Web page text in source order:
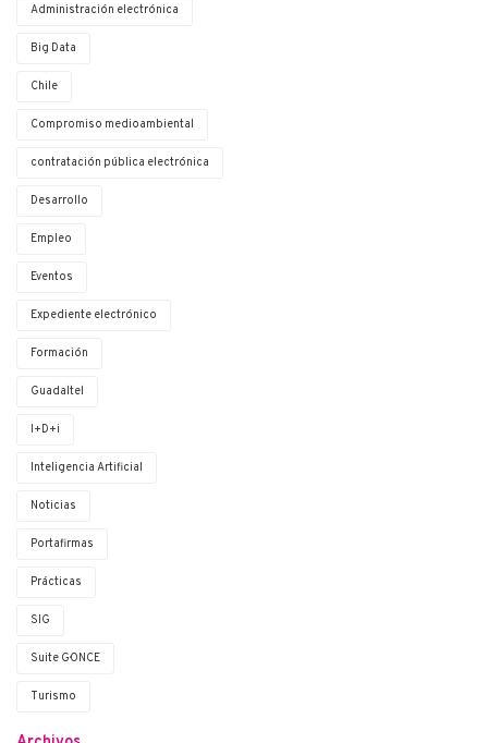
Administración electrónica
Big Data
Chile
Compromiso medioambiental
contratación pública electrónica
Desarrollo
Empleo
Eventos
Expediente electrónico
Formación
Guadaltel
I+D+i
Inteligencia Artificial
Noticias
Portafirmas
Prácticas
SIG
Suite G·ONCE
Turismo